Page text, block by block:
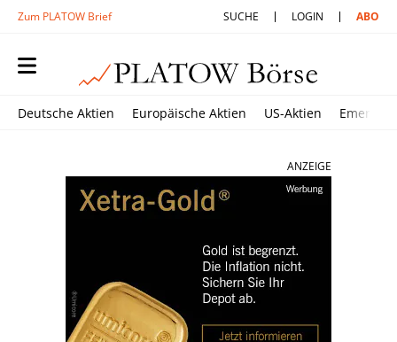
Zum PLATOW Brief SUCHE LOGIN ABO
Deutsche Aktien Europäische Aktien US-Aktien
ANZEIGE